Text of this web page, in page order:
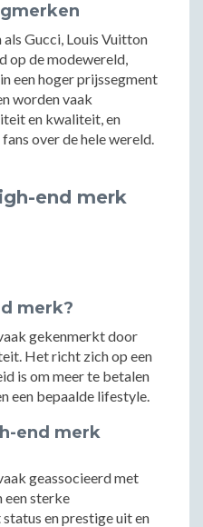
Gucci, Louis Vuitton
op de modewereld,
een hoger prijssegment
worden vaak
en kwaliteit, en
over de hele wereld.
end merk
merk?
gekenmerkt door
Het richt zich op een
is om meer te betalen
een bepaalde lifestyle.
end merk
geassocieerd met
een sterke
en prestige uit en